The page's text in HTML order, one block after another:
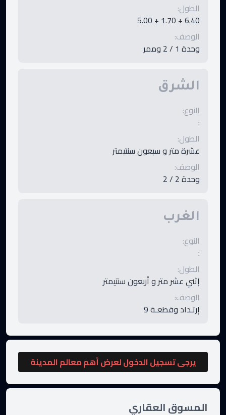
الطول:
6.40 + 1.70 + 5.00
الوصف:
وحدة 1 / 2 وممر
الشرق
النوع:
:
الطول:
عشرة متر و سبعون سنتيمتر
الوصف:
وحدة 2 / 2
الغرب
النوع:
:
الطول:
إثني عشر متر و أربعون سنتيمتر
الوصف:
إرتـداد وقطعـة 9
يرجى تسجيل الدخول لعرض أهم معالم المدينة
المسوق العقاري